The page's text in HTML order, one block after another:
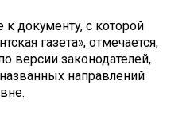
к документу, с которой
газета», отмечается,
версии законодателей,
направлений